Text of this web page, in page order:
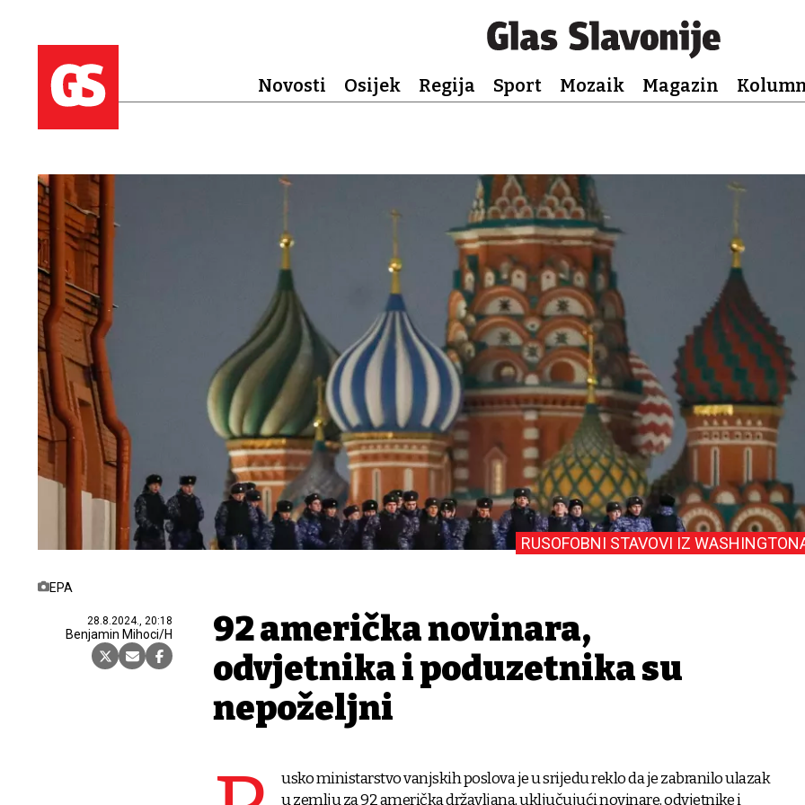
Novosti Osijek Regija Sport Mozaik Magazin
EPA
28.8.2024., 20:18
Benjamin Mihoci/H
RUSOFOBNI STAVOVI IZ
92 američka novinara,
odvjetnika i poduzetnika su
nepoželjni
usko ministarstvo vanjskih poslova je u srijedu reklo da je zabranilo ulazak
u zemlju za 92 američka državljana, uključujući novinare, odvjetnike i